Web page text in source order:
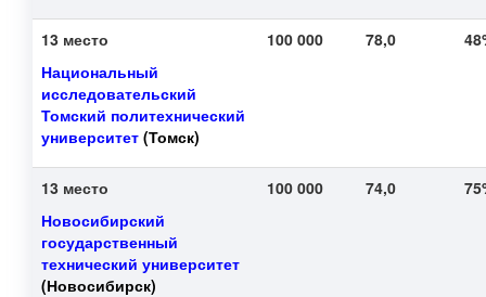
13 место
Национальный
исследовательский
Томский политехнический
университет (Томск)
100 000 78,0
13 место
Новосибирский
государственный
технический университет
(Новосибирск)
100 000 74,0